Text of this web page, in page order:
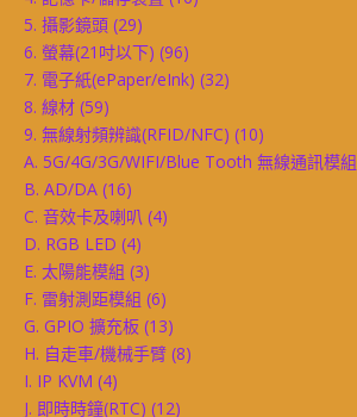
5. 攝影鏡頭 (29)
6. 螢幕(21吋以下) (96)
7. 電子紙(ePaper/eInk) (32)
8. 線材 (59)
9. 無線射頻辨識(RFID/NFC) (10)
A. 5G/4G/3G/WIFI/Blue Tooth 無線通訊模組
B. AD/DA (16)
C. 音效卡及喇叭 (4)
D. RGB LED (4)
E. 太陽能模組 (3)
F. 雷射測距模組 (6)
G. GPIO 擴充板 (13)
H. 自走車/機械手臂 (8)
I. IP KVM (4)
J. 即時時鐘(RTC) (12)